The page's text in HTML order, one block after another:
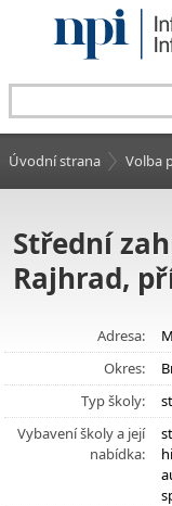
Úvodní strana Volba
Střední
Rajhrad,
Adresa:
Okres:
Typ školy:
Vybavení školy a její
nabídka: